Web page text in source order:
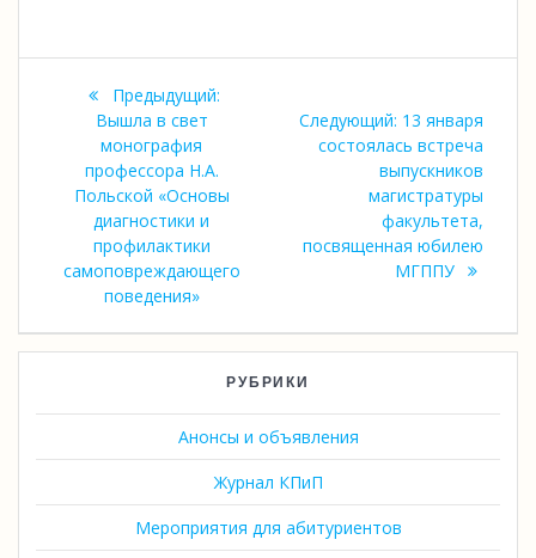
Навигация
записям
Предыдущий:Предыдущая
Вышла в свет
монография
профессора Н.А.
Польской «Основы
диагностики и
профилактики
самоповреждающего
поведения»
Следующий: Следующая
запись:
13 января
состоялась встреча
выпускников
магистратуры
факультета,
посвященная юбилею
МГППУ
РУБРИКИ
Анонсы и объявления
Журнал КПиП
Мероприятия для абитуриентов